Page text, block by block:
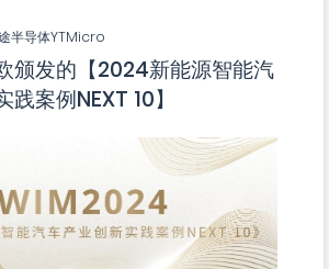
半导体YTMicro
颁发的【2024新能源智能汽
案例NEXT 10】